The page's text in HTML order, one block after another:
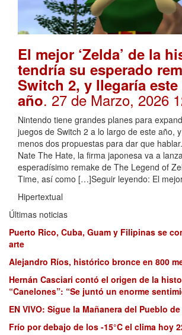
El mejor ‘Zelda’ de la
tendría su esperado
Switch 2, y llegaría
año. 27 de Marzo, 2026
Nintendo tiene grandes planes para
juegos de Switch 2 a lo largo de este año,
menos dos propuestas para dar que
Nate The Hate, la firma japonesa va a
esperadísimo remake de The Legend of
Time, así como […]Seguir leyendo: El
Hipertextual
Últimas noticias
Puerto Rico, Cuba, Guam y Filipinas se
arte
Alejandro Ríos, histórico bronce en 800
Hernán Casciari contó el origen de la
“Canelones”: “Se juntó un enorme
EN VIVO: Sigue la Mañanera del Pueblo
Frío por debajo de los -15°C el clima hoy